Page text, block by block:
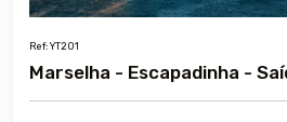
Ref: YT201
Marselha - Escapadinha -